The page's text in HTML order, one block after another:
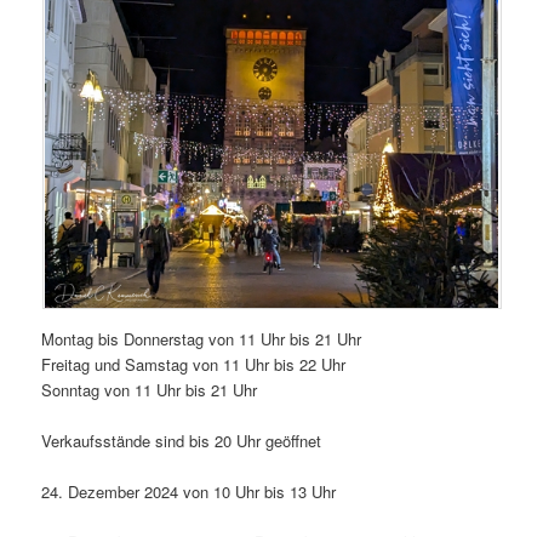
Montag bis Donnerstag von 11 Uhr bis 21 Uhr
Freitag und Samstag von 11 Uhr bis 22 Uhr
Sonntag von 11 Uhr bis 21 Uhr
Verkaufsstände sind bis 20 Uhr geöffnet
24. Dezember 2024 von 10 Uhr bis 13 Uhr